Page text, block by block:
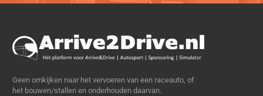
Geen omkijken naar het vervoeren van een raceauto, of
het bouwen/stallen en onderhouden daarvan.